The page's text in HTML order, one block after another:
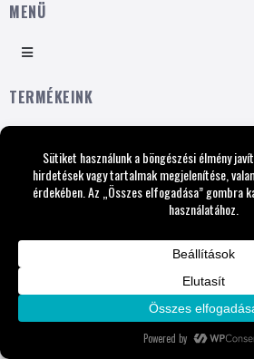
MENÜ
TERMÉKEINK
SIDE BY SIDE
MOTORKERÉKPÁROK
LÉPJEN VELÜNK KAPCSOLATBA